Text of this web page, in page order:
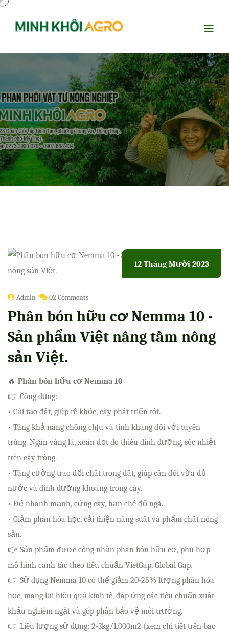
12 Tháng Mười 2023
Admin 02 Comments
Phân bón hữu cơ Nemma 10 -
Sản phẩm Việt nâng tầm nông
sản Việt.
🔥 Phân bón hữu cơ Nemma 10
👉 Công dụng:
• Cải tạo đất, giúp rễ khỏe, cây phát triển tốt.
• Tăng khả năng chống chịu và tính kháng đối với tuyến
trùng. Ngăn vàng lá, xoăn đọt do thiếu dinh dưỡng, sốc nhiệt
trên cây trồng.
• Tăng cường trao đổi chất trong đất, giúp cân đối vừa đủ
nước và dinh dưỡng khoáng trong cây.
• Đẻ nhánh mạnh, cứng cây, hạn chế đổ ngã.
• Giảm phân hóa học, cải thiện năng suất và phẩm chất nông
sản.
👉 Sản phẩm được công nhận phân bón hữu cơ, phù hợp
mô hình canh tác theo tiêu chuẩn VietGap, Global Gap.
👉 Sử dụng Nemma 10 có thể giảm 20-25% lượng phân hóa
học, mang lại hiệu quả kinh tế, đáp ứng các tiêu chuẩn xuất
khẩu nghiêm ngặt và góp phần bảo vệ môi trường.
👉 Liều lượng sử dụng: 2-3kg/1.000m2 (xem chi tiết trên bao